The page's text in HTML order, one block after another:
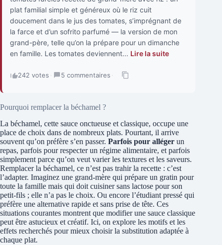
plat familial simple et généreux où le riz cuit
doucement dans le jus des tomates, s’imprégnant de
la farce et d’un sofrito parfumé — la version de mon
grand-père, telle qu’on la prépare pour un dimanche
en famille. Les tomates deviennent... Lire la suite
242 votes · 5 commentaires ·
Pourquoi remplacer la béchamel ?
La béchamel, cette sauce onctueuse et classique, occupe une
place de choix dans de nombreux plats. Pourtant, il arrive
souvent qu’on préfère s’en passer. Parfois pour alléger un
repas, parfois pour respecter un régime alimentaire, et parfois
simplement parce qu’on veut varier les textures et les saveurs.
Remplacer la béchamel, ce n’est pas trahir la recette : c’est
l’adapter. Imaginez une grand-mère qui prépare un gratin pour
toute la famille mais qui doit cuisiner sans lactose pour son
petit-fils ; elle n’a pas le choix. Ou encore l’étudiant pressé qui
préfère une alternative rapide et sans prise de tête. Ces
situations courantes montrent que modifier une sauce classique
peut être astucieux et créatif. Ici, on explore les motifs et les
effets recherchés pour mieux choisir la substitution adaptée à
chaque plat.